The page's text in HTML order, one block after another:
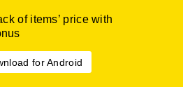
of items’ price with
for Android